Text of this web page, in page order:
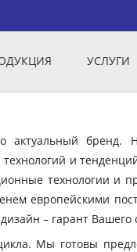
УСЛУГИ
актуальный бренд.
и
технологии и
европейскими
– гарант Вашего
Мы готовы